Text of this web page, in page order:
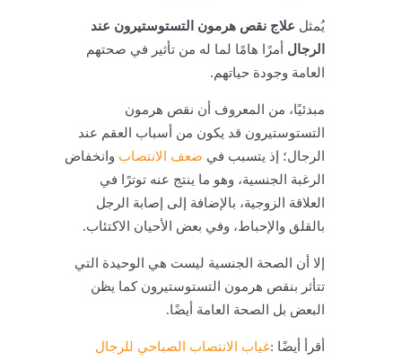
يُمثل علاج نقص هرمون التستوستيرون عند
الرجال أمرًا هامًا لما له من تأثير في صحتهم
العامة وجودة حياتهم.
مبدئيًا، من المعروف أن نقص هرمون
التستوستيرون قد يكون من
أسباب العقم عند
الرجال؛ إذ يتسبب في ضعف الانتصاب وانخفاض
الرغبة الجنسية، وهو ما ينتج عنه توترًا في
العلاقة الزوجية، بالإضافة إلى إصابة الرجل
بالقلق والإحباط، وفي بعض الأحيان الاكتئاب.
إلا أن الصحة الجنسية ليست هي الوحيدة التي
تتأثر بنقص هرمون التستوستيرون كما يظن
البعض بل الصحة العامة أيضًا.
أقرأ أيضًا :غياب الانتصاب الصباحي للرجال